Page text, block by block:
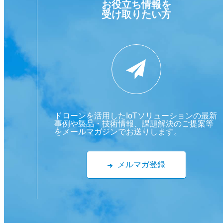
お役立ち情報を
受け取りたい方
ドローンを活用したIoTソリューションの最新
事例や製品・技術情報、課題解決のご提案等
をメールマガジンでお送りします。
メルマガ登録